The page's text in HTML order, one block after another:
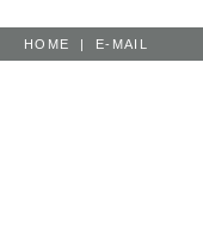
HOME | E-MAIL